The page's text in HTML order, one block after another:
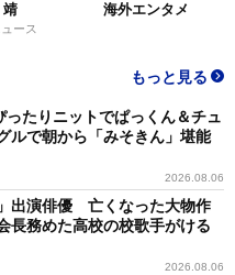
ース
海外エンタメ
もっと見る
ったりニットでぱっくん＆チュ
で朝から「みそきん」堪能
2026.08.06
出演俳優 亡くなった大物作
務めた高校の校歌手がける
2026.08.06